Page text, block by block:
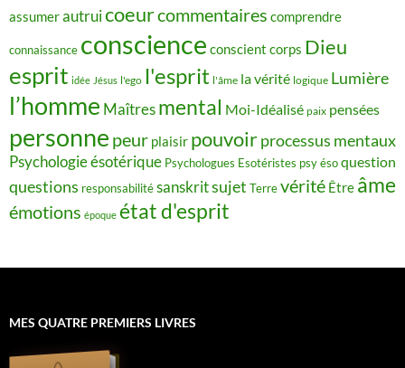
assumerautruicoeurcommentaires comprendre
connaissance conscience conscient corps Dieu
esprit idée Jésus l'ego l'esprit l'âme la vérité logique Lumière
l’homme Maîtres mental Moi-Idéalisé paix pensées
personne peur plaisir pouvoirprocessus mentaux
Psychologie ésotérique Psychologues Esotéristes psy ésoquestion
questions responsabilitésanskritsujet Terrevérité Être âme
émotions époque état d'esprit
MES QUATRE PREMIERS LIVRES